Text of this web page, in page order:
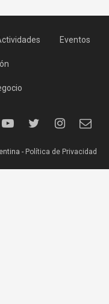
Eventos
- Política de Privacidad